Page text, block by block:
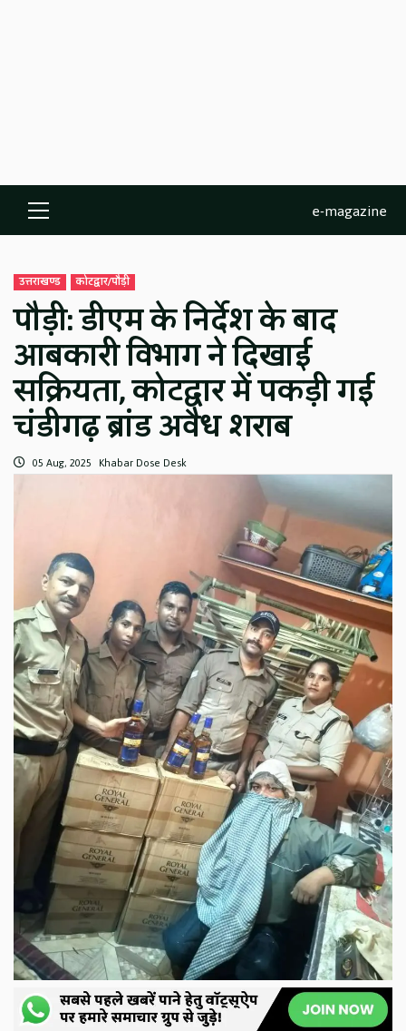
Primary
Menu
e-magazine
उत्तराखण्ड कोटद्वार/पौड़ी
पौड़ी: डीएम के निर्देश के बाद
आबकारी विभाग ने दिखाई
सक्रियता, कोटद्वार में पकड़ी गई
चंडीगढ़ ब्रांड अवैध शराब
05 Aug, 2025 Khabar Dose Desk